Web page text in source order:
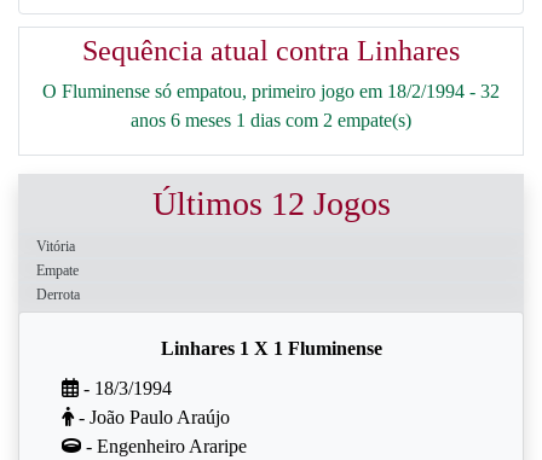
Sequência atual contra Linhares
O Fluminense só empatou, primeiro jogo em 18/2/1994 - 32
anos 6 meses 1 dias com 2 empate(s)
Últimos 12 Jogos
Vitória
Empate
Derrota
Linhares 1 X 1 Fluminense
- 18/3/1994
- João Paulo Araújo
- Engenheiro Araripe